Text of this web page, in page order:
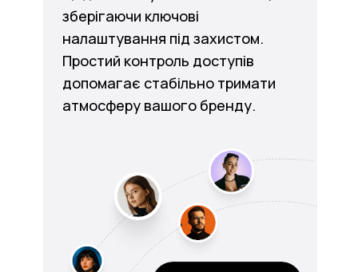
зберігаючи ключові
налаштування під захистом.
Простий контроль доступів
допомагає стабільно тримати
атмосферу вашого бренду.